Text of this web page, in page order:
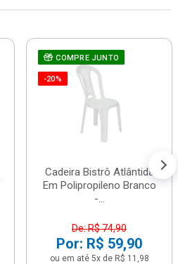
COMPRE JUNTO
-20%
Cadeira Bistrô Atlântida
Em Polipropileno Branco
-...
De: R$ 74,90
Por: R$ 59,90
ou em até 5x de R$ 11,98